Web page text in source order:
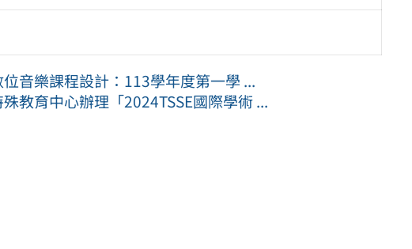
音樂課程設計：113學年度第一學 ...
教育中心辦理「2024TSSE國際學術 ...